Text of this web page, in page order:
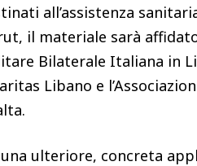
all’assistenza
il materiale sarà
Bilaterale Italiana in
Libano e
una ulteriore, concreta